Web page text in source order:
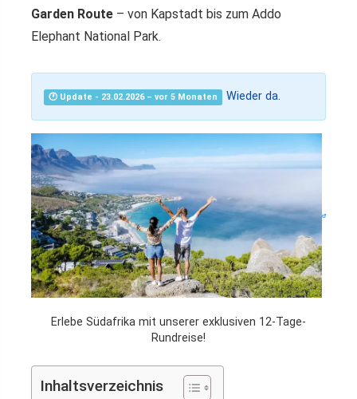
Garden Route – von Kapstadt bis zum Addo
Elephant National Park.
🕐 Update - 23.02.2026 – vor 5 Monaten Wieder da.
Erlebe Südafrika mit unserer exklusiven 12-Tage-
Rundreise!
Inhaltsverzeichnis